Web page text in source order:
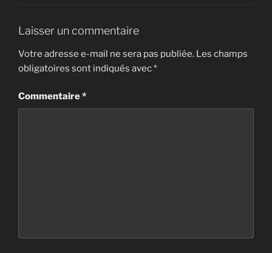
Laisser un commentaire
Votre adresse e-mail ne sera pas publiée. Les champs
obligatoires sont indiqués avec*
Commentaire*